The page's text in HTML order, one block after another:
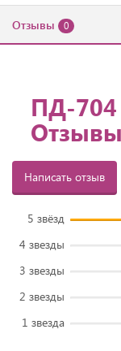
Отзывы 0
ПД-
Отзывы
Написать отзыв
5 звёзд
4 звезды
3 звезды
2 звезды
1 звезда